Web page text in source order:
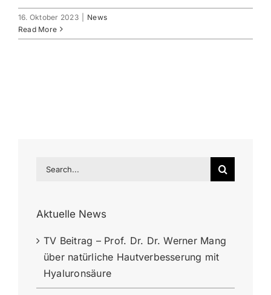
16. Oktober 2023
News
Read More
Search
Aktuelle News
TV Beitrag – Prof. Dr. Dr. Werner Mang
über natürliche Hautverbesserung mit
Hyaluronsäure